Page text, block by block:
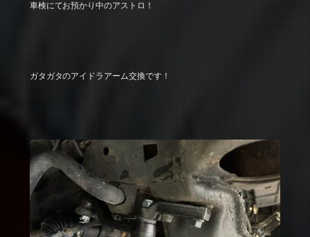
車検にてお預かり中のアストロ！
ガタガタのアイドラアーム交換です！